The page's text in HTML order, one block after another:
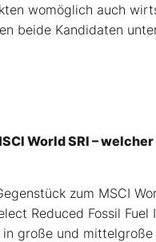
womöglich auch
beide Kandidaten
World SRI –
zum MSCI
Reduced Fossil Fuel
große und mittelgroße